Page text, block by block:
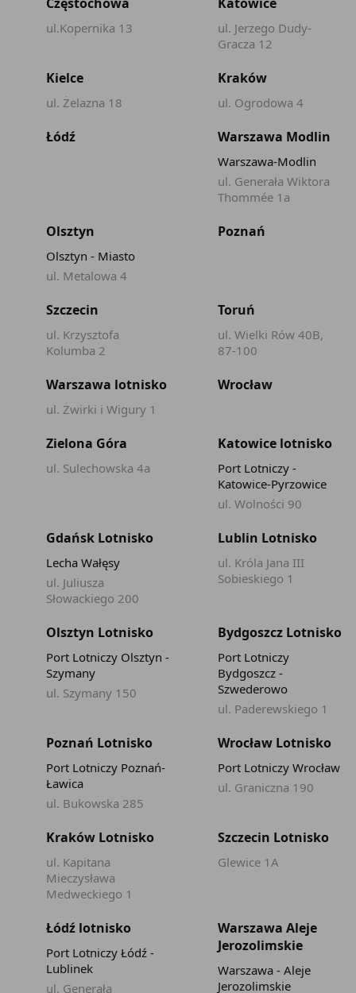
ul.Kopernika 13
ul. Jerzego Dudy-
Gracza 12
Kielce
ul. Żelazna 18
Kraków
ul. Ogrodowa 4
Łódź Warszawa Modlin
Warszawa-Modlin
ul. Generała Wiktora
Thommée 1a
Olsztyn
Olsztyn - Miasto
ul. Metalowa 4
Poznań
Szczecin
ul. Krzysztofa
Kolumba 2
Toruń
ul. Wielki Rów 40B,
87-100
Warszawa lotnisko
ul. Żwirki i Wigury 1
Wrocław
Zielona Góra
ul. Sulechowska 4a
Katowice lotnisko
Port Lotniczy -
Katowice-Pyrzowice
ul. Wolności 90
Gdańsk Lotnisko
Lecha Wałęsy
ul. Juliusza
Słowackiego 200
Lublin Lotnisko
ul. Króla Jana III
Sobieskiego 1
Olsztyn Lotnisko
Port Lotniczy Olsztyn -
Szymany
ul. Szymany 150
Bydgoszcz Lotnisko
Port Lotniczy
Bydgoszcz -
Szwederowo
ul. Paderewskiego 1
Poznań Lotnisko
Port Lotniczy Poznań-
Ławica
ul. Bukowska 285
Wrocław Lotnisko
Port Lotniczy Wrocław
ul. Graniczna 190
Kraków Lotnisko
ul. Kapitana
Mieczysława
Medweckiego 1
Szczecin Lotnisko
Glewice 1A
Łódź lotnisko
Port Lotniczy Łódź -
Lublinek
ul. Generała
Warszawa Aleje
Jerozolimskie
Warszawa - Aleje
Jerozolimskie